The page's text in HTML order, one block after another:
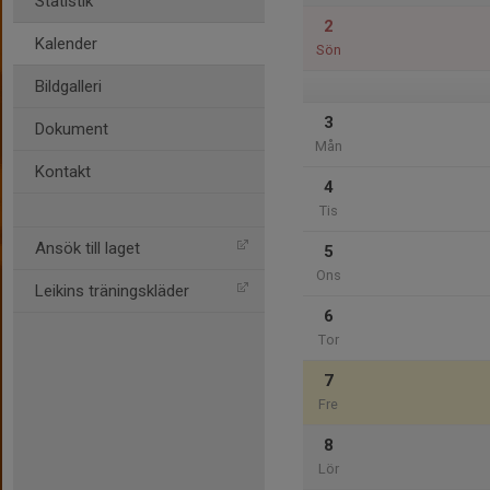
Kalender
Bildgalleri
Dokument
Kontakt
Ansök till laget
Leikins träningskläder
2
Sön
3
Mån
4
Tis
5
Ons
6
Tor
7
Fre
8
Lör